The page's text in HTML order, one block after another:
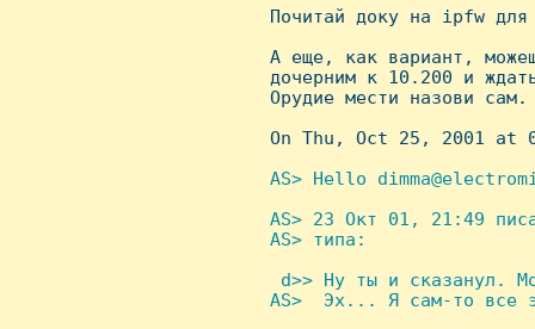
Почитай доку на ipfw
А еще, как вариант,
дочерним к 10.200 и
Орудие мести назови сам.
On Thu, Oct 25, 2001 at
AS> Hello
AS> 23 Окт 01, 21:49
AS> типа:
d>> Hу ты и сказанул.
AS>  Эх... Я сам-то все